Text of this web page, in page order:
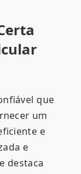
que
um
e
e
destaca